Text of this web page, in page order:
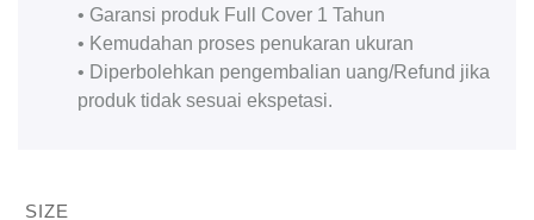
• Garansi produk Full Cover 1 Tahun
• Kemudahan proses penukaran ukuran
• Diperbolehkan pengembalian uang/Refund jika
produk tidak sesuai ekspetasi.
SIZE